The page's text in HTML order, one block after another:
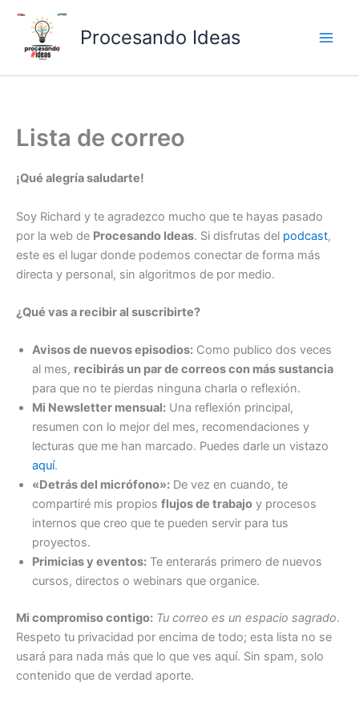
contenido
Procesando Ideas
Lista de correo
¡Qué alegría saludarte!
Soy Richard y te agradezco mucho que te hayas pasado
por la web de Procesando Ideas. Si disfrutas del podcast,
este es el lugar donde podemos conectar de forma más
directa y personal, sin algoritmos de por medio.
¿Qué vas a recibir al suscribirte?
Avisos de nuevos episodios: Como publico dos veces
al mes, recibirás un par de correos con más sustancia
para que no te pierdas ninguna charla o reflexión.
Mi Newsletter mensual: Una reflexión principal,
resumen con lo mejor del mes, recomendaciones y
lecturas que me han marcado. Puedes darle un vistazo
aquí.
«Detrás del micrófono»: De vez en cuando, te
compartiré mis propios flujos de trabajo y procesos
internos que creo que te pueden servir para tus
proyectos.
Primicias y eventos: Te enterarás primero de nuevos
cursos, directos o webinars que organice.
Mi compromiso contigo: Tu correo es un espacio sagrado.
Respeto tu privacidad por encima de todo; esta lista no se
usará para nada más que lo que ves aquí. Sin spam, solo
contenido que de verdad aporte.